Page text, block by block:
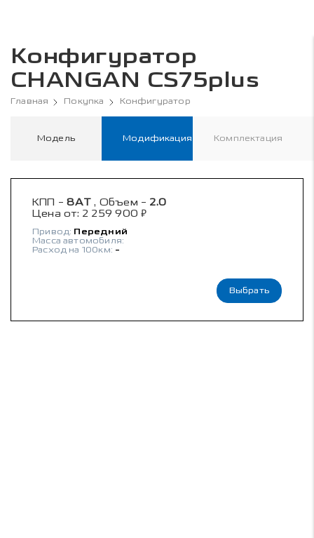
Конфигуратор
CHANGAN CS75plus
Главная Покупка Конфигуратор
Модель Модификация Комплектация
КПП -8AT , Объем - 2.0
Цена от: 2 259 900₽
Привод: Передний
Масса автомобиля:
Расход на 100км: -
Выбрать